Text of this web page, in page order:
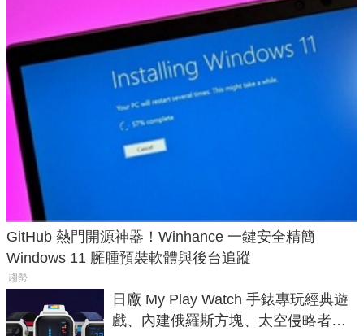
GitHub 熱門開源神器！Winhance 一鍵安全精簡
Windows 11 臃腫預裝軟體與後台追蹤
趨勢
日廠 My Play Watch 手錶專玩經典遊
戲、內建俄羅斯方塊、太空侵略者，